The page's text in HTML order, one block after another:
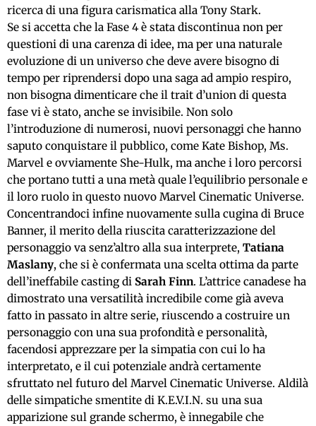
ricerca di una figura carismatica alla Tony Stark.
Se si accetta che la Fase 4 è stata discontinua non per
questioni di una carenza di idee, ma per una naturale
evoluzione di un universo che deve avere bisogno di
tempo per riprendersi dopo una saga ad ampio respiro,
non bisogna dimenticare che il trait d’union di questa
fase vi è stato, anche se invisibile. Non solo
l’introduzione di numerosi, nuovi personaggi che hanno
saputo conquistare il pubblico, come Kate Bishop, Ms.
Marvel e ovviamente She-Hulk, ma anche i loro percorsi
che portano tutti a una metà quale l’equilibrio personale e
il loro ruolo in questo nuovo Marvel Cinematic Universe.
Concentrandoci infine nuovamente sulla cugina di Bruce
Banner, il merito della riuscita caratterizzazione del
personaggio va senz’altro alla sua interprete, Tatiana
Maslany, che si è confermata una scelta ottima da parte
dell’ineffabile casting di Sarah Finn. L’attrice canadese ha
dimostrato una versatilità incredibile come già aveva
fatto in passato in altre serie, riuscendo a costruire un
personaggio con una sua profondità e personalità,
facendosi apprezzare per la simpatia con cui lo ha
interpretato, e il cui potenziale andrà certamente
sfruttato nel futuro del Marvel Cinematic Universe. Aldilà
delle simpatiche smentite di K.E.V.I.N. su una sua
apparizione sul grande schermo, è innegabile che